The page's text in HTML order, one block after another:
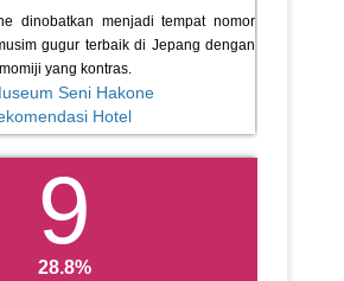
dinobatkan menjadi tempat nomor
gugur terbaik di Jepang dengan
yang kontras.
Seni Hakone
Hotel
9
28.8